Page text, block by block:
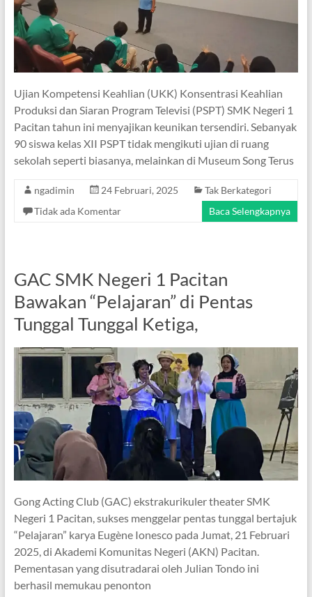
Ujian Kompetensi Keahlian (UKK) Konsentrasi Keahlian
Produksi dan Siaran Program Televisi (PSPT) SMK Negeri 1
Pacitan tahun ini menyajikan keunikan tersendiri. Sebanyak
90 siswa kelas XII PSPT tidak mengikuti ujian di ruang
sekolah seperti biasanya, melainkan di Museum Song Terus
ngadimin 24 Februari, 2025
Tak Berkategori
Tidak ada Komentar
Baca Selengkapnya
GAC SMK Negeri 1 Pacitan
Bawakan “Pelajaran” di Pentas
Tunggal Tunggal Ketiga,
Gong Acting Club (GAC) ekstrakurikuler theater SMK
Negeri 1 Pacitan, sukses menggelar pentas tunggal bertajuk
“Pelajaran” karya Eugène Ionesco pada Jumat, 21 Februari
2025, di Akademi Komunitas Negeri (AKN) Pacitan.
Pementasan yang disutradarai oleh Julian Tondo ini
berhasil memukau penonton